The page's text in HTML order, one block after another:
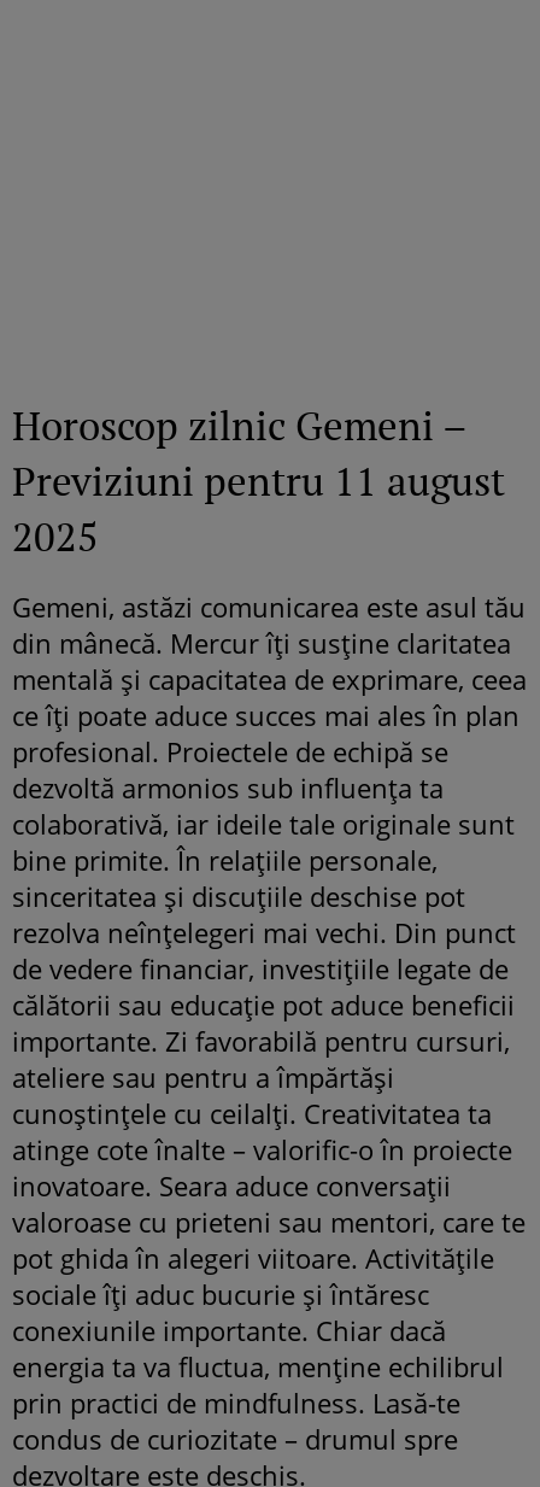
Horoscop zilnic Gemeni –
Previziuni pentru 11 august
2025
Gemeni, astăzi comunicarea este asul tău
din mânecă. Mercur îți susține claritatea
mentală și capacitatea de exprimare, ceea
ce îți poate aduce succes mai ales în plan
profesional. Proiectele de echipă se
dezvoltă armonios sub influența ta
colaborativă, iar ideile tale originale sunt
bine primite. În relațiile personale,
sinceritatea și discuțiile deschise pot
rezolva neînțelegeri mai vechi. Din punct
de vedere financiar, investițiile legate de
călătorii sau educație pot aduce beneficii
importante. Zi favorabilă pentru cursuri,
ateliere sau pentru a împărtăși
cunoștințele cu ceilalți. Creativitatea ta
atinge cote înalte – valorific-o în proiecte
inovatoare. Seara aduce conversații
valoroase cu prieteni sau mentori, care te
pot ghida în alegeri viitoare. Activitățile
sociale îți aduc bucurie și întăresc
conexiunile importante. Chiar dacă
energia ta va fluctua, menține echilibrul
prin practici de mindfulness. Lasă-te
condus de curiozitate – drumul spre
dezvoltare este deschis.